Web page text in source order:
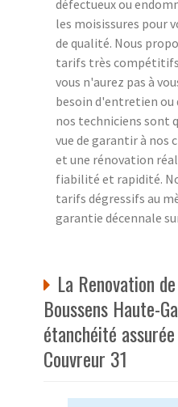
défectueux ou
les moisissures pour
de qualité. Nous
tarifs très
vous n'aurez pas à
besoin d'entretien ou
nos techniciens sont
vue de garantir à
et une rénovation
fiabilité et rapidité.
tarifs dégressifs au
garantie décennale
La Renovation
Boussens Haute-
étanchéité
Couvreur 31